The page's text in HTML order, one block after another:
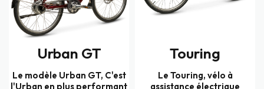
Urban GT
Le modèle Urban GT, C'est
l'Urban en plus performant
Touring
Le Touring, vélo à
assistance électrique